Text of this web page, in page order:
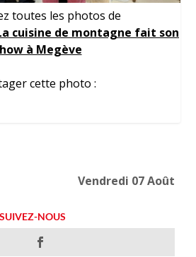
toutes les photos de
cuisine de montagne fait son
à Megève
cette photo :
Vendredi 07 Août
SUIVEZ-NOUS